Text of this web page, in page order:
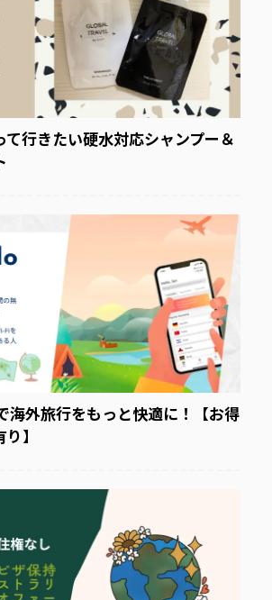
行きたい硬水対応シャンプー＆
海外旅行をもっと快適に！【お得
】